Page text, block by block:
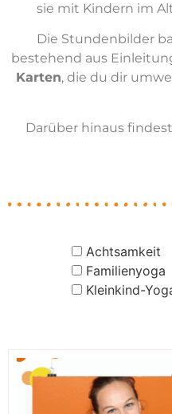
sie mit Kindern im
Die Stundenbilder
bestehend aus
Karten, die du dir
Darüber hinaus
Achtsamkeit
Familienyoga
Kleinkind-